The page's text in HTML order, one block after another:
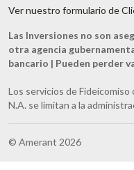
Ver nuestro formulario de
Las Inversiones no son
otra agencia
bancario | Pueden perder
Los servicios de
N.A. se limitan a la
© Amerant 2026